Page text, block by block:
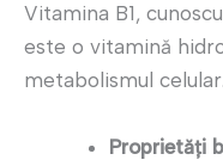
Vitamina B1,
este o vitamină
metabolismul celular.
Proprietăți